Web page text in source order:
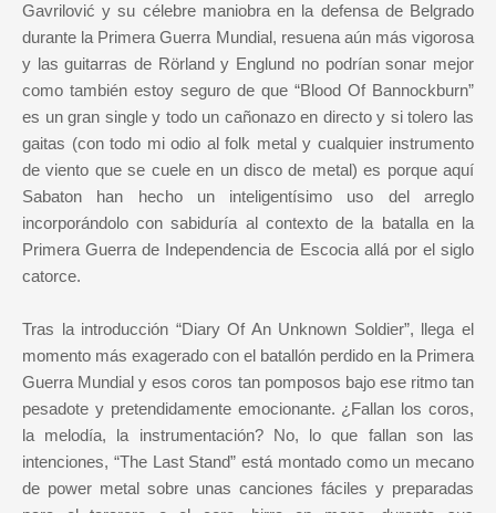
Gavrilović y su célebre maniobra en la defensa de Belgrado
durante la Primera Guerra Mundial, resuena aún más vigorosa
y las guitarras de Rörland y Englund no podrían sonar mejor
como también estoy seguro de que “Blood Of Bannockburn”
es un gran single y todo un cañonazo en directo y si tolero las
gaitas (con todo mi odio al folk metal y cualquier instrumento
de viento que se cuele en un disco de metal) es porque aquí
Sabaton han hecho un inteligentísimo uso del arreglo
incorporándolo con sabiduría al contexto de la batalla en la
Primera Guerra de Independencia de Escocia allá por el siglo
catorce.
Tras la introducción “Diary Of An Unknown Soldier”, llega el
momento más exagerado con el batallón perdido en la Primera
Guerra Mundial y esos coros tan pomposos bajo ese ritmo tan
pesadote y pretendidamente emocionante. ¿Fallan los coros,
la melodía, la instrumentación? No, lo que fallan son las
intenciones, “The Last Stand” está montado como un mecano
de power metal sobre unas canciones fáciles y preparadas